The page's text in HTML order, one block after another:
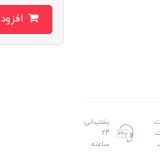
پشتیبانی
24
ساعته